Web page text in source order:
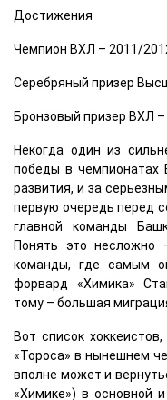
Достижения
Чемпион ВХЛ – 2011/
Серебряный призер
Бронзовый призер ВХЛ
Некогда один из
победы в чемпионатах
развития, и за
первую очередь перед
главной команды
Понять это несложно
команды, где самым
форвард «Химика»
тому – большая
Вот список
«Тороса» в нынешнем
вполне может и
«Химике») в основной